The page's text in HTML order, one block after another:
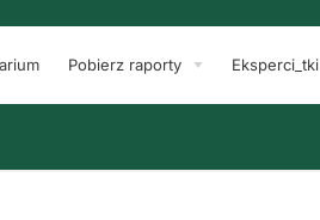
Pobierz raporty Eksperci_tki